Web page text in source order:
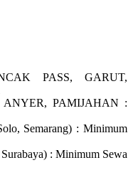
PASS, GARUT,
PAMIJAHAN :
Semarang) : Minimum
: Minimum Sewa